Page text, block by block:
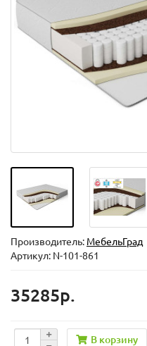
Производитель: МебельГрад
Артикул: N-101-861
35285р.
В корзину